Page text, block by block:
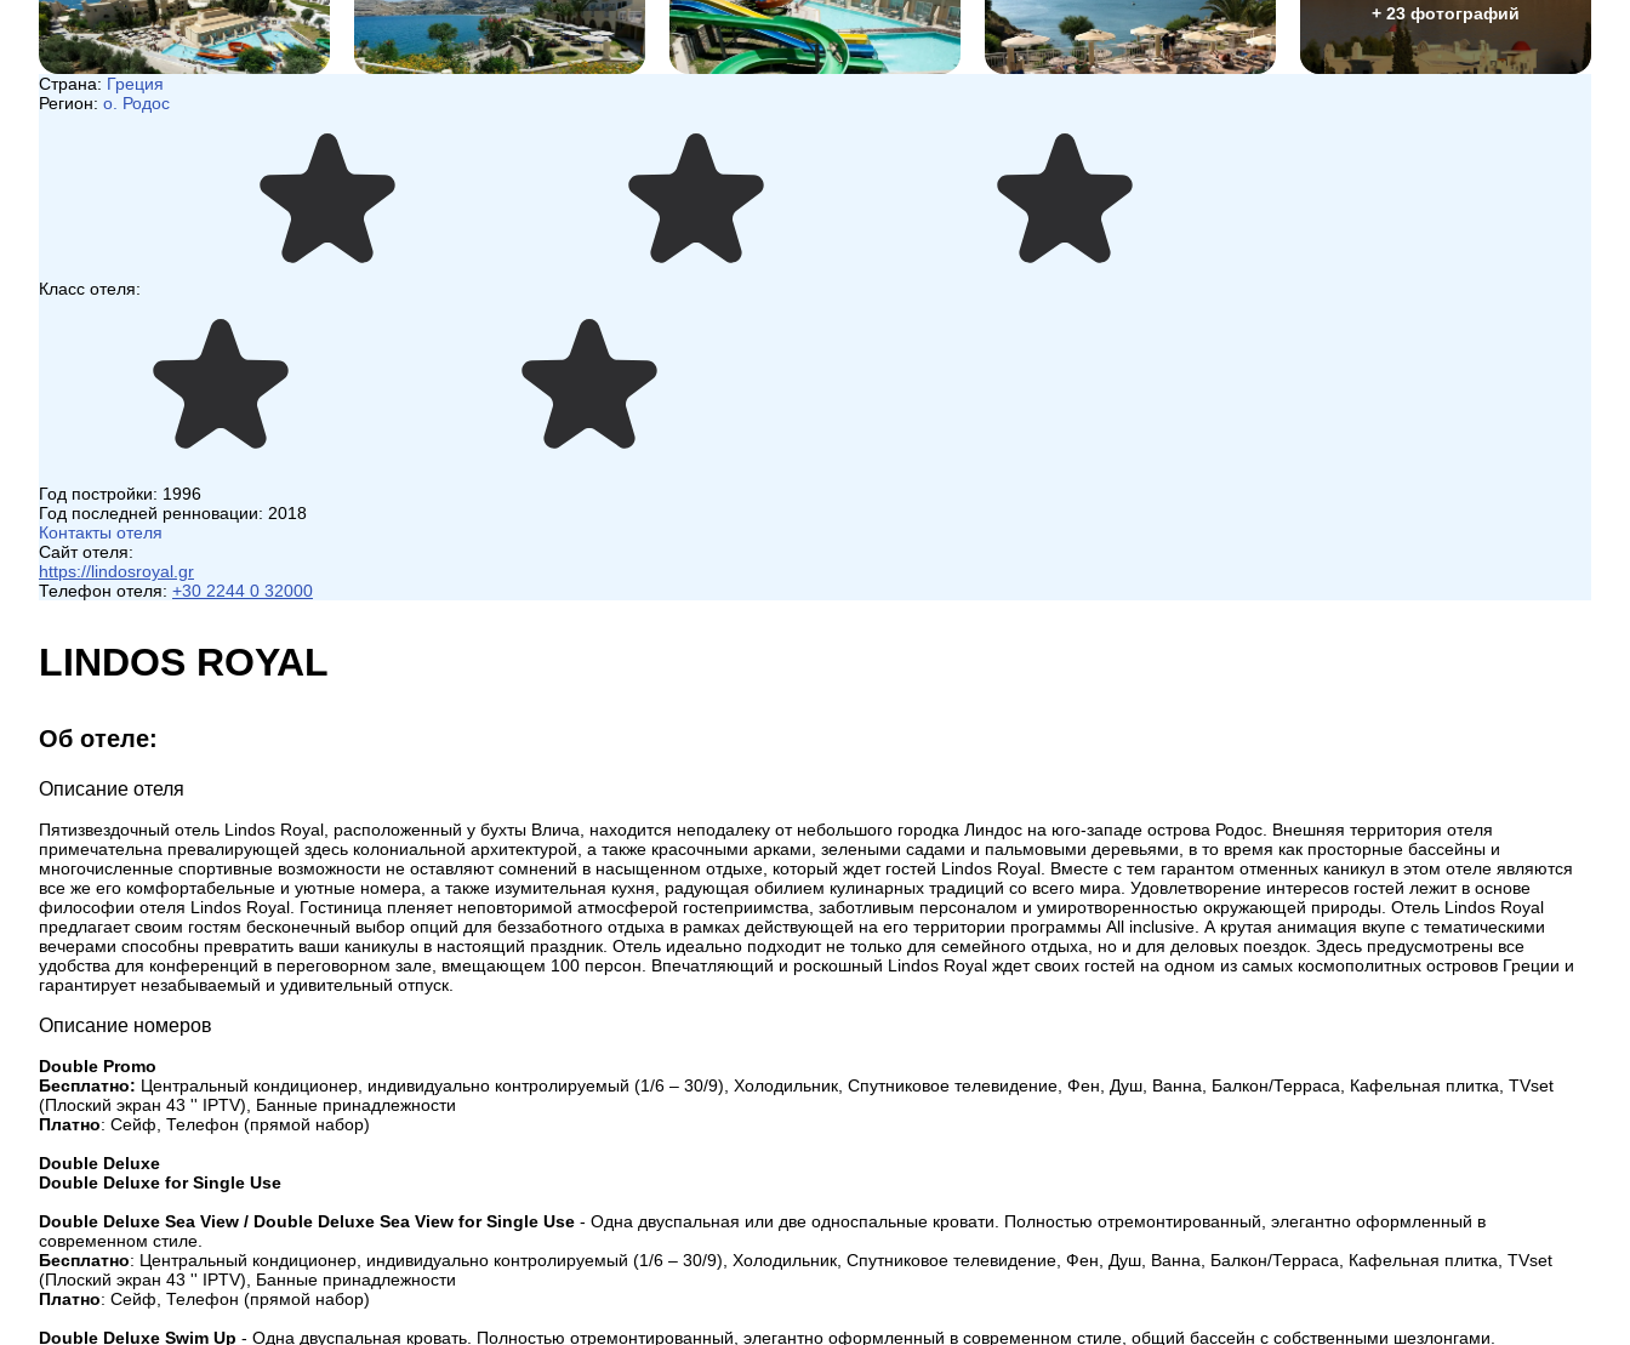
+ 23 фотографий
Страна: Греция
Регион: о. Родос
Класс отеля:
Год постройки: 1996
Год последней ренновации: 2018
Контакты отеля
Сайт отеля:
https://lindosroyal.gr
Телефон отеля: +30 2244 0 32000
LINDOS ROYAL
Об отеле:
Описание отеля
Пятизвездочный отель Lindos Royal, расположенный у бухты Влича, находится неподалеку от небольшого городка Линдос на юго-западе острова Родос. Внешняя территория отеля
примечательна превалирующей здесь колониальной архитектурой, а также красочными арками, зелеными садами и пальмовыми деревьями, в то время как просторные бассейны и
многочисленные спортивные возможности не оставляют сомнений в насыщенном отдыхе, который ждет гостей Lindos Royal. Вместе с тем гарантом отменных каникул в этом отеле являются
все же его комфортабельные и уютные номера, а также изумительная кухня, радующая обилием кулинарных традиций со всего мира. Удовлетворение интересов гостей лежит в основе
философии отеля Lindos Royal. Гостиница пленяет неповторимой атмосферой гостеприимства, заботливым персоналом и умиротворенностью окружающей природы. Отель Lindos Royal
предлагает своим гостям бесконечный выбор опций для беззаботного отдыха в рамках действующей на его территории программы All inclusive. А крутая анимация вкупе с тематическими
вечерами способны превратить ваши каникулы в настоящий праздник. Отель идеально подходит не только для семейного отдыха, но и для деловых поездок. Здесь предусмотрены все
удобства для конференций в переговорном зале, вмещающем 100 персон. Впечатляющий и роскошный Lindos Royal ждет своих гостей на одном из самых космополитных островов Греции и
гарантирует незабываемый и удивительный отпуск.
Описание номеров
Double Promo
Бесплатно: Центральный кондиционер, индивидуально контролируемый (1/6 – 30/9), Холодильник, Спутниковое телевидение, Фен, Душ, Ванна, Балкон/Терраса, Кафельная плитка, TVset
(Плоский экран 43 '' IPTV), Банные принадлежности
Платно: Сейф, Телефон (прямой набор)
Double Deluxe
Double Deluxe for Single Use
Double Deluxe Sea View / Double Deluxe Sea View for Single Use - Одна двуспальная или две односпальные кровати. Полностью отремонтированный, элегантно оформленный в
современном стиле.
Бесплатно: Центральный кондиционер, индивидуально контролируемый (1/6 – 30/9), Холодильник, Спутниковое телевидение, Фен, Душ, Ванна, Балкон/Терраса, Кафельная плитка, TVset
(Плоский экран 43 '' IPTV), Банные принадлежности
Платно: Сейф, Телефон (прямой набор)
Double Deluxe Swim Up - Одна двуспальная кровать. Полностью отремонтированный, элегантно оформленный в современном стиле, общий бассейн с собственными шезлонгами.